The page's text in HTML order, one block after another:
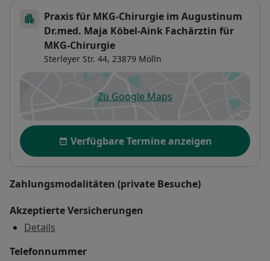
Praxis für MKG-Chirurgie im Augustinum
Dr.med. Maja Köbel-Aink Fachärztin für
MKG-Chirurgie
Sterleyer Str. 44, 23879 Mölln
Zu Google Mapsöffnet in einer neuen
Verfügbarkeit
Verfügbare Termine anzeigen
Zahlungsmodalitäten (private Besuche)
Akzeptierte Versicherungen
Details
Telefonnummer